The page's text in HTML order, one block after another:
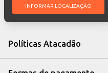
INFORMAR LOCALIZAÇÃO
Institucional
Políticas Atacadão